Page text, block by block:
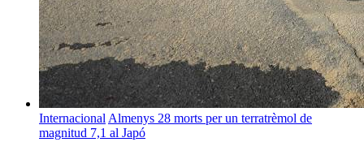
Internacional Almenys 28 morts per un terratrèmol de
magnitud 7,1 al Japó